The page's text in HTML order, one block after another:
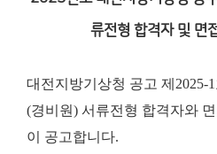
류전형 합격자 및 면
대전지방기상청 공고 제2025-
(경비원) 서류전형 합격자와
이 공고합니다.